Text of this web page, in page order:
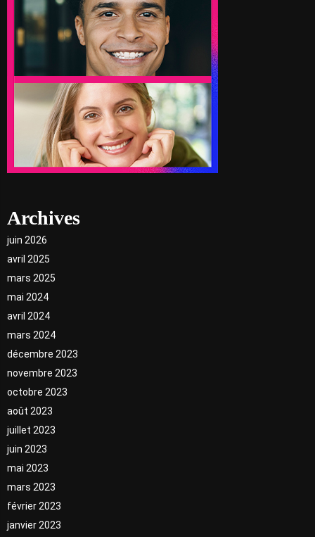
Archives
juin 2026
avril 2025
mars 2025
mai 2024
avril 2024
mars 2024
décembre 2023
novembre 2023
octobre 2023
août 2023
juillet 2023
juin 2023
mai 2023
mars 2023
février 2023
janvier 2023